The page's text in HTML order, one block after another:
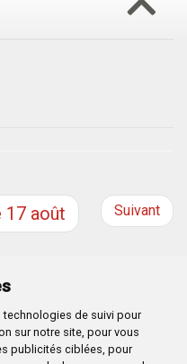
de suivi pour
sur notre site, pour vous
publicités ciblées, pour
17 août Suivant
BURGOS
P-0906100-C